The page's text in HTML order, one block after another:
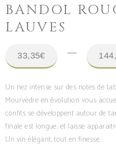
BANDOL
LAUVES
33,35€ –
Un nez intense sur des notes de
Mourvèdre en évolution vous
confits se développent autour de
finale est longue, et laisse
Un vin élégant, tout en finesse.